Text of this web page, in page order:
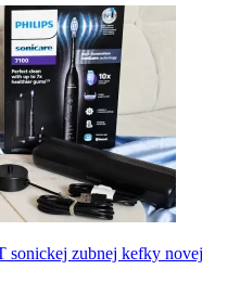
sonickej zubnej kefky novej